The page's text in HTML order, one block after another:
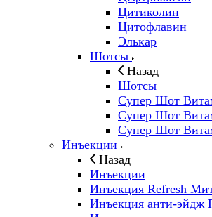
Цитиколин
Цитофлавин
Элькар
Шотсы
Назад
Шотсы
Супер Шот
Супер Шот
Супер Шот
Инъекции
Назад
Инъекции
Инъекция Refresh
Инъекция анти-эйдж